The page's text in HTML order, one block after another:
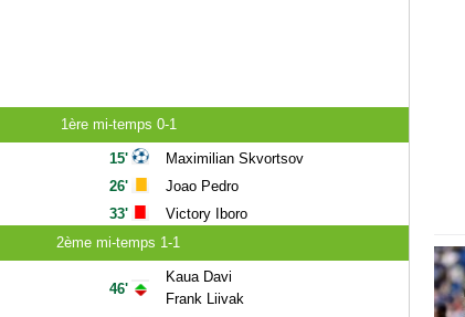
1ère mi-temps 0-1
15'
26'
33'
Maximilian Skvortsov
Joao Pedro
Victory Iboro
2ème mi-temps 1-1
46'
Kaua Davi
Frank Liivak